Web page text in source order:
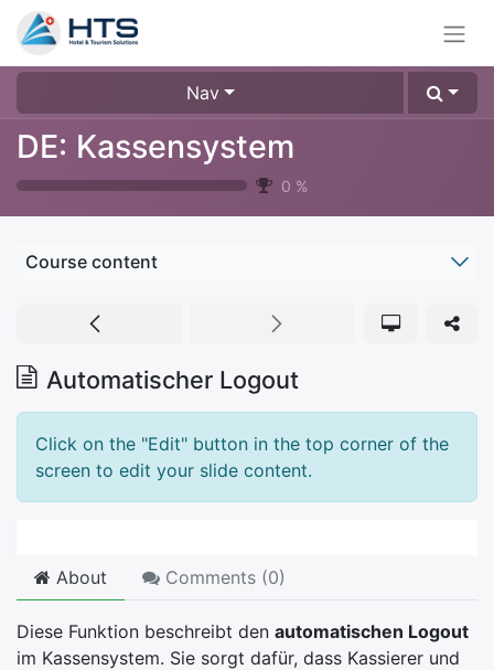
Nav
DE: Kassensystem
0 %
Course content
Automatischer Logout
Click on the "Edit" button in the top corner of the
screen to edit your slide content.
About Comments (0)
Diese Funktion beschreibt den automatischen Logout
im Kassensystem. Sie sorgt dafür, dass Kassierer und